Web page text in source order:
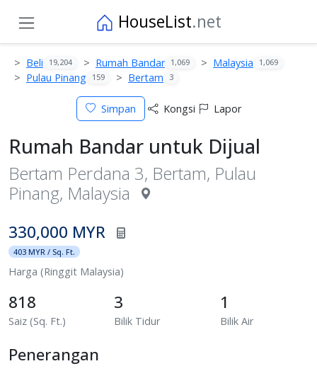
HouseList.net
Beli 19,204 Rumah Bandar 1,069 Malaysia 1,069
Pulau Pinang 159 Bertam 3
Simpan Kongsi Lapor
Rumah Bandar untuk Dijual
Bertam Perdana 3, Bertam, Pulau
Pinang, Malaysia
330,000 MYR
403 MYR / Sq. Ft.
Harga (Ringgit Malaysia)
818
Saiz (Sq. Ft.)
3
Bilik Tidur
1
Bilik Air
Penerangan